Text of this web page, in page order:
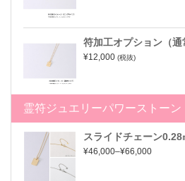
符加工オプション（通
¥12,000 (税抜)
霊符ジュエリーパワーストーン
スライドチェーン0.28
¥46,000–¥66,000